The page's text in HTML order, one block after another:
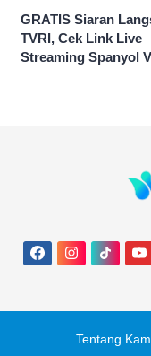
GRATIS Siaran
TVRI, Cek Link Live
Streaming Spanyol
Tentang